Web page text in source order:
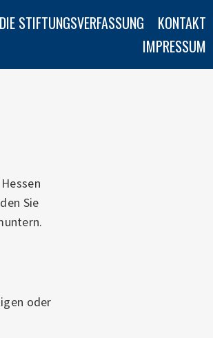
DIE STIFTUNGSVERFASSUNG
KONTAKT
IMPRESSUM
Sie
oder